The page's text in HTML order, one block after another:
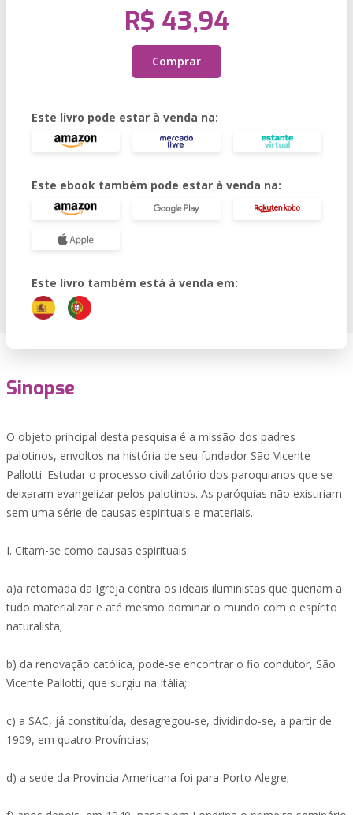
R$ 43,94
Comprar
Este livro pode estar à venda na:
Este ebook também pode estar à venda na:
Este livro também está à venda em:
Sinopse
O objeto principal desta pesquisa é a missão dos padres
palotinos, envoltos na história de seu fundador São Vicente
Pallotti. Estudar o processo civilizatório dos paroquianos que se
deixaram evangelizar pelos palotinos. As paróquias não existiriam
sem uma série de causas espirituais e materiais.
I. Citam-se como causas espirituais:
a)a retomada da Igreja contra os ideais iluministas que queriam a
tudo materializar e até mesmo dominar o mundo com o espírito
naturalista;
b) da renovação católica, pode-se encontrar o fio condutor, São
Vicente Pallotti, que surgiu na Itália;
c) a SAC, já constituída, desagregou-se, dividindo-se, a partir de
1909, em quatro Províncias;
d) a sede da Província Americana foi para Porto Alegre;